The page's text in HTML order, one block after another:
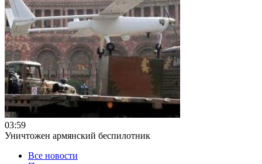
03:59
Уничтожен армянский беспилотник
Все новости